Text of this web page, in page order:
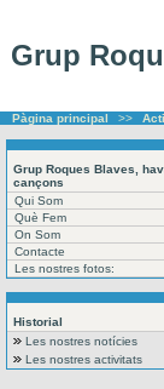
Grup
Pàgina principal >>
Grup Roques Blaves,
cançons
Qui Som
Què Fem
On Som
Contacte
Les nostres fotos:
Historial
Les nostres notícies
Les nostres activitats